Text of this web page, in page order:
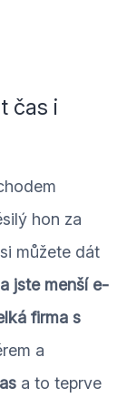
čas i
hon za
můžete dát
jste menší e-
firma s
a
a to teprve